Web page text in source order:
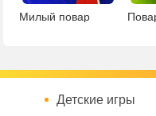
Милый повар
Детские игры